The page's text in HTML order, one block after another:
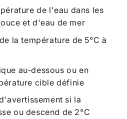
de l'eau dans les
et d'eau de mer
la température de 5°C à
au-dessous ou en
cible définie
si la
ou descend de 2°C